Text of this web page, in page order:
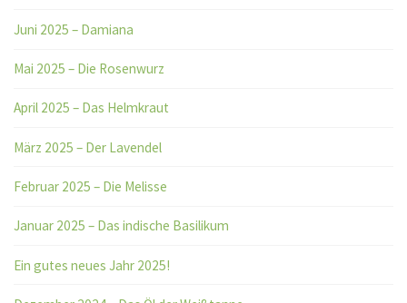
Juni 2025 – Damiana
Mai 2025 – Die Rosenwurz
April 2025 – Das Helmkraut
März 2025 – Der Lavendel
Februar 2025 – Die Melisse
Januar 2025 – Das indische Basilikum
Ein gutes neues Jahr 2025!